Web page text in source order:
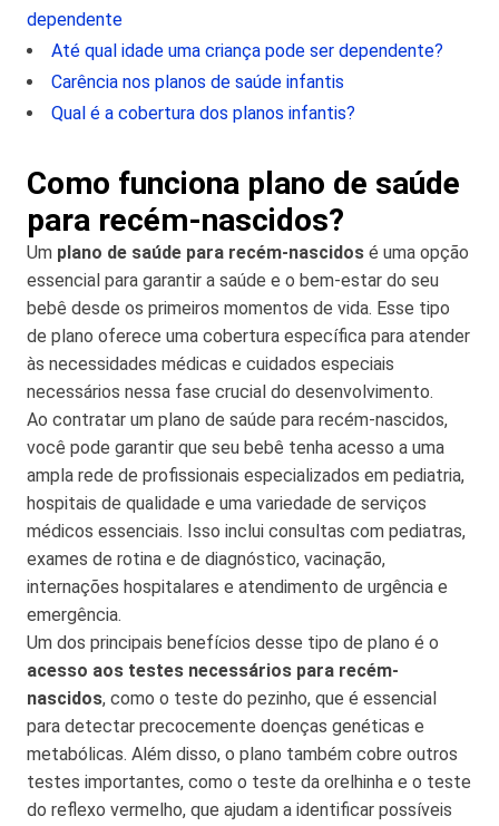
dependente
Até qual idade uma criança pode ser dependente?
Carência nos planos de saúde infantis
Qual é a cobertura dos planos infantis?
Como funciona plano de saúde
para recém-nascidos?
Um plano de saúde para recém-nascidos é uma opção
essencial para garantir a saúde e o bem-estar do seu
bebê desde os primeiros momentos de vida. Esse tipo
de plano oferece uma cobertura específica para atender
às necessidades médicas e cuidados especiais
necessários nessa fase crucial do desenvolvimento.
Ao contratar um plano de saúde para recém-nascidos,
você pode garantir que seu bebê tenha acesso a uma
ampla rede de profissionais especializados em pediatria,
hospitais de qualidade e uma variedade de serviços
médicos essenciais. Isso inclui consultas com pediatras,
exames de rotina e de diagnóstico, vacinação,
internações hospitalares e atendimento de urgência e
emergência.
Um dos principais benefícios desse tipo de plano é o
acesso aos testes necessários para recém-
nascidos, como o teste do pezinho, que é essencial
para detectar precocemente doenças genéticas e
metabólicas. Além disso, o plano também cobre outros
testes importantes, como o teste da orelhinha e o teste
do reflexo vermelho, que ajudam a identificar possíveis